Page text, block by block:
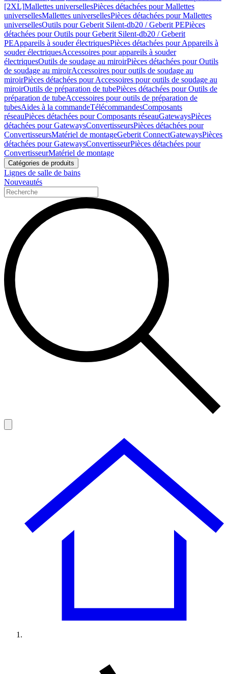
[2XL]Mallettes universellesPièces détachées pour Mallettes
universellesMallettes universellesPièces détachées pour Mallettes
universellesOutils pour Geberit Silent-db20 / Geberit PEPièces
détachées pour Outils pour Geberit Silent-db20 / Geberit
PEAppareils à souder électriquesPièces détachées pour Appareils à
souder électriquesAccessoires pour appareils à souder
électriquesOutils de soudage au miroirPièces détachées pour Outils
de soudage au miroirAccessoires pour outils de soudage au
miroirPièces détachées pour Accessoires pour outils de soudage au
miroirOutils de préparation de tubePièces détachées pour Outils de
préparation de tubeAccessoires pour outils de préparation de
tubesAides à la commandeTélécommandesComposants
réseauPièces détachées pour Composants réseauGatewaysPièces
détachées pour GatewaysConvertisseursPièces détachées pour
ConvertisseursMatériel de montageGeberit ConnectGatewaysPièces
détachées pour GatewaysConvertisseurPièces détachées pour
ConvertisseurMatériel de montage
Catégories de produits
Lignes de salle de bains
Nouveautés